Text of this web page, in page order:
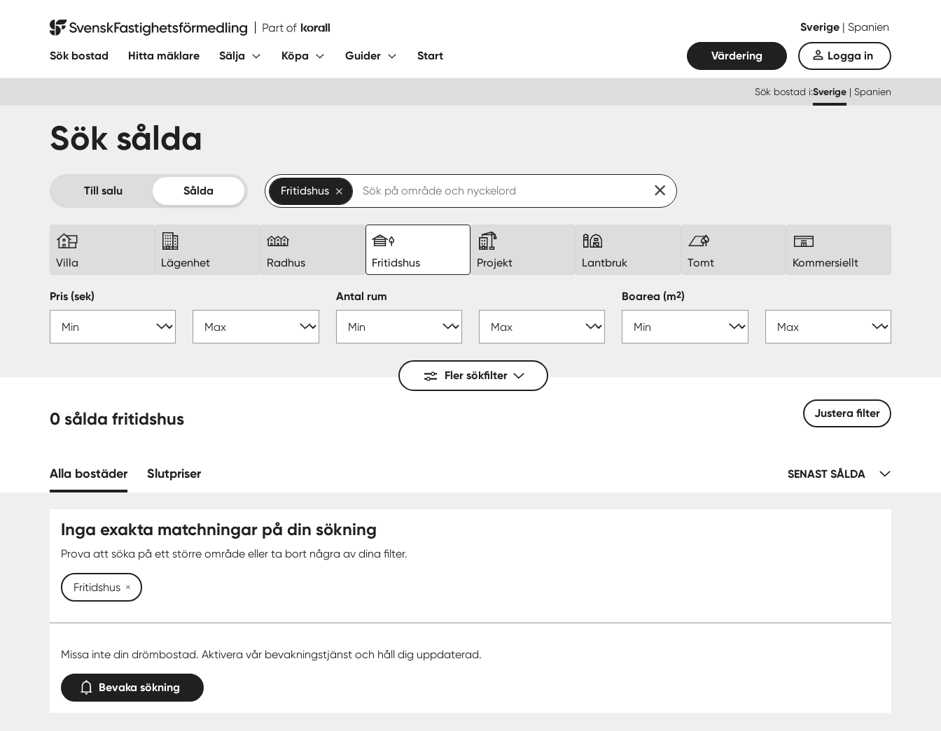
Svensk Fastighetsförmedling Sverige | Spanien
Sök bostad Hitta mäklare Sälja Köpa Guider Start Värdering Logga in
Sök bostad i:Sverige | Spanien
Sök sålda
Till salu Sålda Fritidshus
Villa Lägenhet Radhus Fritidshus Projekt Lantbruk Tomt Kommersiellt
Pris (sek) Antal rum Boarea(m2)
Fler sökfilter
0 sålda fritidshus Justera filter
Alla bostäder Slutpriser SENAST SÅLDA
Inga exakta matchningar på din sökning
Prova att söka på ett större område eller ta bort några av dina filter.
Fritidshus
Missa inte din drömbostad. Aktivera vår bevakningstjänst och håll dig uppdaterad.
Bevaka sökning